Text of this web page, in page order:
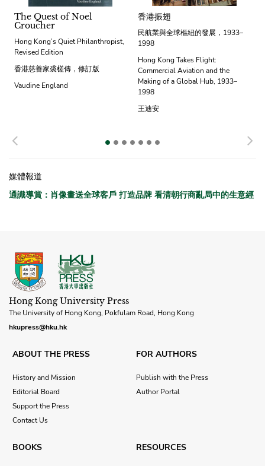
The Quest of Noel
Croucher
Hong Kong’s Quiet Philanthropist,
Revised Edition
香港慈善家裘槎傳，修訂版
Vaudine England
香港振翅
民航業與全球樞紐的發展，1933–
1998
Hong Kong Takes Flight:
Commercial Aviation and the
Making of a Global Hub, 1933–
1998
王迪安
Previous
媒體報道
通識導賞：肖像畫送全球客戶 打造品牌 看清朝行商亂局中的生意經
Hong Kong University Press
The University of Hong Kong, Pokfulam Road, Hong Kong
hkupress@hku.hk
ABOUT THE PRESS
History and Mission
Editorial Board
Support the Press
Contact Us
FOR AUTHORS
Publish with the Press
Author Portal
BOOKS RESOURCES